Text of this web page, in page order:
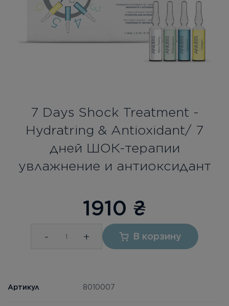
Бесплатная консультация
Вход/Регистрация
7 Days Shock Treatment -
Hydratring & Antioxidant/ 7
дней ШОК-терапии
увлажнение и антиоксидант
1910 ₴
- + В корзину
Артикул 8010007